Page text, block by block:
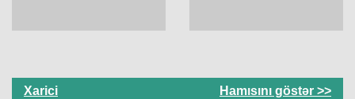
Xarici Hamısını göstər >>